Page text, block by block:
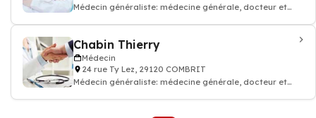
Médecin généraliste: médecine générale, docteur et
Chabin Thierry
Médecin
24 rue Ty Lez, 29120 COMBRIT
Médecin généraliste: médecine générale, docteur et